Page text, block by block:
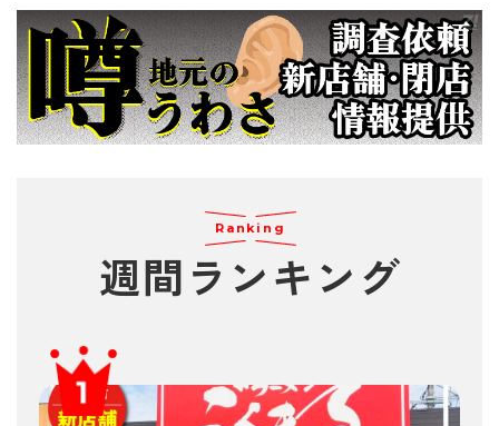
Ranking
週間 ランキング